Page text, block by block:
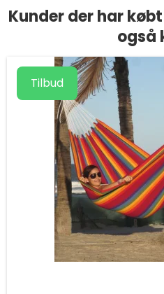
Kunder der har
også
Tilbud